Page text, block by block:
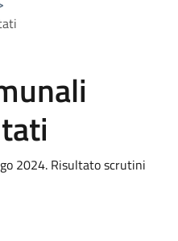
2024. Risultato scrutini